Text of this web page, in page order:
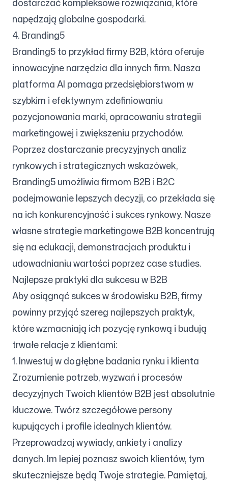
napędzają globalne gospodarki.
4. Branding5
Branding5 to przykład firmy B2B, która oferuje
innowacyjne narzędzia dla innych firm. Nasza
platforma AI pomaga przedsiębiorstwom w
szybkim i efektywnym zdefiniowaniu
pozycjonowania marki, opracowaniu strategii
marketingowej i zwiększeniu przychodów.
Poprzez dostarczanie precyzyjnych analiz
rynkowych i strategicznych wskazówek,
Branding5 umożliwia firmom B2B i B2C
podejmowanie lepszych decyzji, co przekłada się
na ich konkurencyjność i sukces rynkowy. Nasze
własne strategie marketingowe B2B koncentrują
się na edukacji, demonstracjach produktu i
udowadnianiu wartości poprzez case studies.
Najlepsze praktyki dla sukcesu w B2B
Aby osiągnąć sukces w środowisku B2B, firmy
powinny przyjąć szereg najlepszych praktyk,
które wzmacniają ich pozycję rynkową i budują
trwałe relacje z klientami:
1. Inwestuj w dogłębne badania rynku i klienta
Zrozumienie potrzeb, wyzwań i procesów
decyzyjnych Twoich klientów B2B jest absolutnie
kluczowe. Twórz szczegółowe persony
kupujących i profile idealnych klientów.
Przeprowadzaj wywiady, ankiety i analizy
danych. Im lepiej poznasz swoich klientów, tym
skuteczniejsze będą Twoje strategie. Pamiętaj,